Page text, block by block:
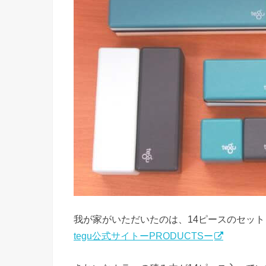
我が家がいただいたのは、14ピースのセット
tegu公式サイトーPRODUCTSー